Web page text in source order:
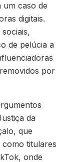
um caso de
digitais.
de pelúcia a
por
da
que
titulares
onde